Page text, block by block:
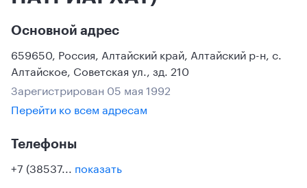
Основной адрес
659650, Россия, Алтайский край, Алтайский р-н, с.
Алтайское, Советская ул., зд. 210
Зарегистрирован 05 мая 1992
Перейти ко всем адресам
Телефоны
+7 (38537... показать